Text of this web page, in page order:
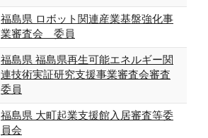
福島県 ロボット関連産業基盤強化事
業審査会 委員
福島県 福島県再生可能エネルギー関
連技術実証研究支援事業審査会審査
委員
福島県 大町起業支援館入居審査等委
員会